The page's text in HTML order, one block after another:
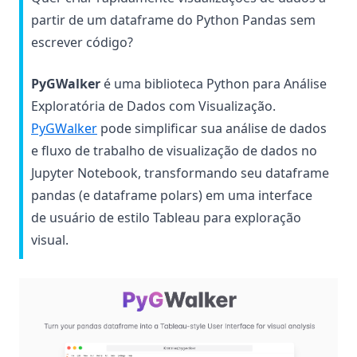
How to Effectively Use Pandas Get Dummies Function
How to Fix 'Cannot Mask with Non-Boolean Array
How to Fix Key Errors in Pandas: An In-Depth Guide
How to Plot a DataFrame using Python Pandas
How to Rename Column in Pandas: Clearly Explained
How to Use Pandas Mean Function
How to Use Pandas Rank Effectively
Comprehensive Guide
Mastering Time Series Analysis: How to Use Pandas
partir de um dataframe do Python Pandas sem
escrever código?
PyGWalker é uma biblioteca Python para Análise
Exploratória de Dados com Visualização.
PyGWalker(opens in a new tab)
pode simplificar sua análise de dados
e fluxo de trabalho de visualização de dados no
Jupyter Notebook, transformando seu dataframe
pandas (e dataframe polars) em uma interface
de usuário de estilo Tableau para exploração
visual.